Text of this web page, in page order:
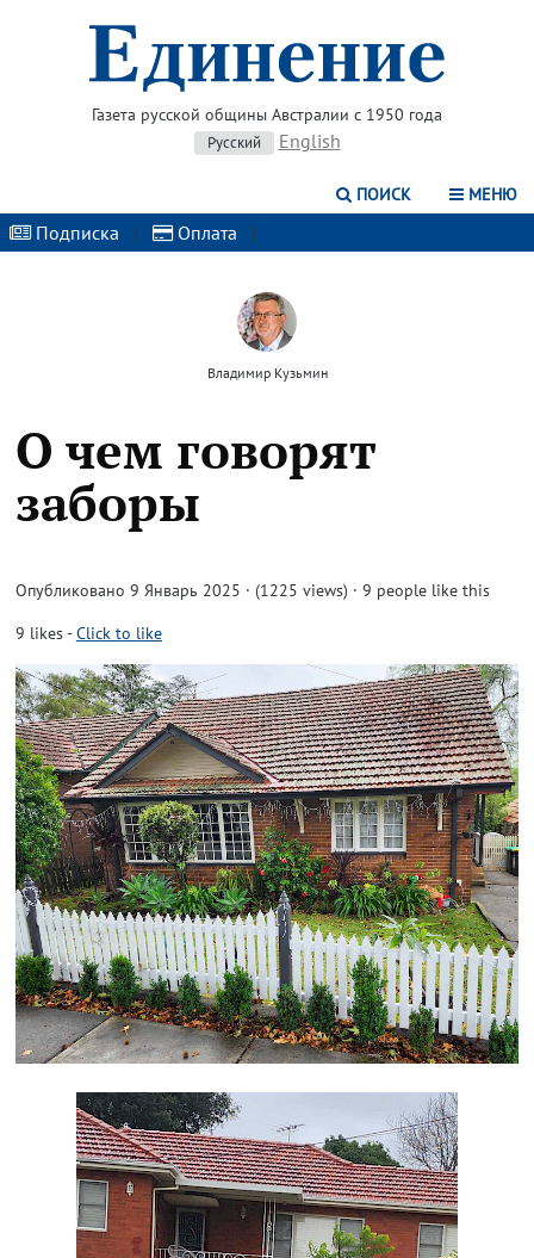
Газета русской общины Австралии с 1950 года
Русский English
ПОИСК МЕНЮ
Подписка | Оплата |
Владимир Кузьмин
О чем говорят
заборы
Опубликовано 9 Январь 2025 · (1225 views) · 9 people like this
9 likes-Click to like